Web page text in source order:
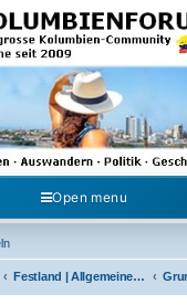
- Das
Geschichte und Visum in
im Kolumbienforum
Open menu
Festland | Allgemeine Fragen